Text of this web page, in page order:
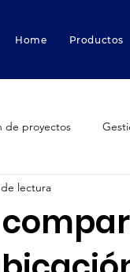
Home Productos
de proyectos
Smartsheet
destruyen proyectos
lectura